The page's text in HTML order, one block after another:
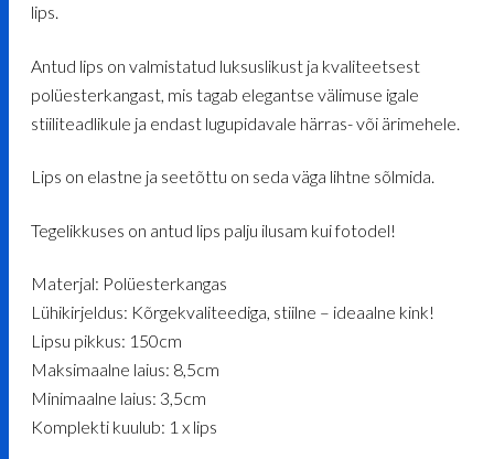
lips.
Antud lips on valmistatud luksuslikust ja kvaliteetsest
polüesterkangast, mis tagab elegantse välimuse igale
stiiliteadlikule ja endast lugupidavale härras- või ärimehele.
Lips on elastne ja seetõttu on seda väga lihtne sõlmida.
Tegelikkuses on antud lips palju ilusam kui fotodel!
Materjal: Polüesterkangas
Lühikirjeldus: Kõrgekvaliteediga, stiilne – ideaalne kink!
Lipsu pikkus: 150cm
Maksimaalne laius: 8,5cm
Minimaalne laius: 3,5cm
Komplekti kuulub: 1 x lips